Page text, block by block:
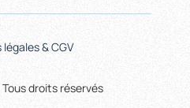
droits réservés
& CGV